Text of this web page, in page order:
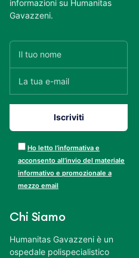
informazioni su Humanitas
Gavazzeni.
Ho letto l’informativa e
acconsento all’invio del materiale
informativo e promozionale a
mezzo email
Chi Siamo
Humanitas Gavazzeni è un
ospedale polispecialistico